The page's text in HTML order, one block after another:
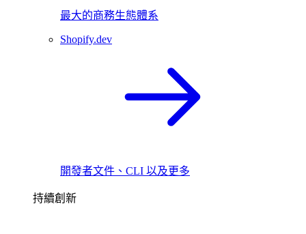
最大的商務生態體系
Shopify.dev
開發者文件、CLI 以及更多
持續創新